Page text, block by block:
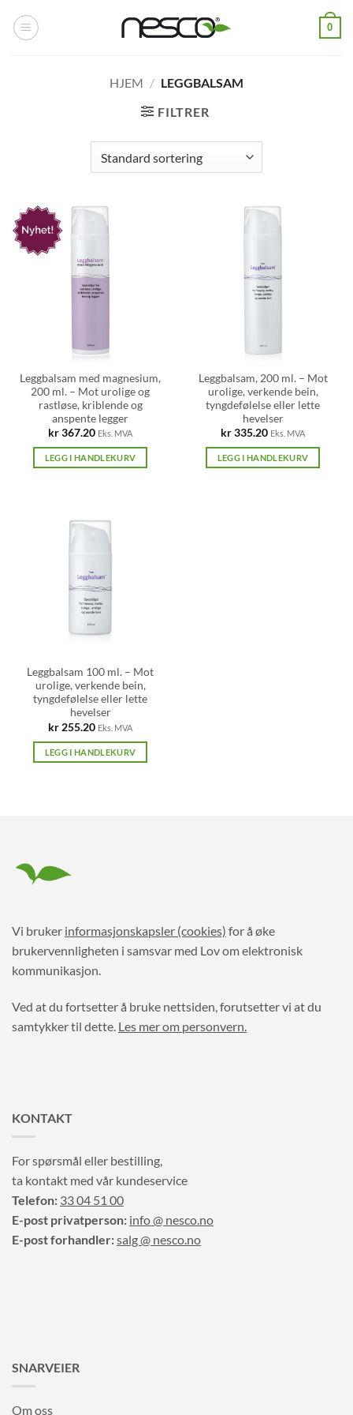
0
HJEM / LEGGBALSAM
FILTRER
Leggbalsam med magnesium,
200 ml. – Mot urolige og
rastløse, kriblende og
anspente legger
kr367.20 Eks. MVA
LEGG I HANDLEKURV
Leggbalsam, 200 ml. – Mot
urolige, verkende bein,
tyngdefølelse eller lette
hevelser
kr335.20 Eks. MVA
LEGG I HANDLEKURV
Leggbalsam 100 ml. – Mot
urolige, verkende bein,
tyngdefølelse eller lette
hevelser
kr 255.20 Eks. MVA
LEGG I HANDLEKURV
Vi bruker informasjonskapsler (cookies) for å øke
brukervennligheten i samsvar med Lov om elektronisk
kommunikasjon.
Ved at du fortsetter å bruke nettsiden, forutsetter vi at du
samtykker til dette. Les mer om personvern.
KONTAKT
For spørsmål eller bestilling,
ta kontakt med vår kundeservice
Telefon: 33 04 51 00
E-post privatperson: info @ nesco.no
E-post forhandler:salg @ nesco.no
SNARVEIER
Om oss